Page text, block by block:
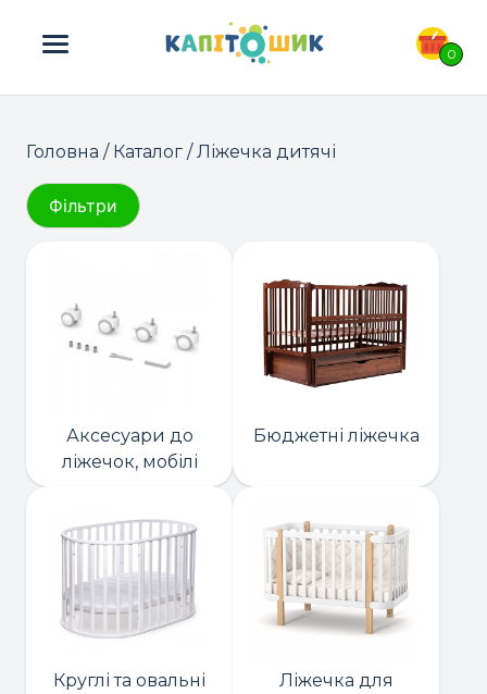
0
ПОШУК ТОВАРІВ:
Головна / Каталог / Ліжечка дитячі
Фільтри
Аксесуари до
ліжечок, мобілі
Бюджетні ліжечка
Круглі та овальні
Ліжечка для